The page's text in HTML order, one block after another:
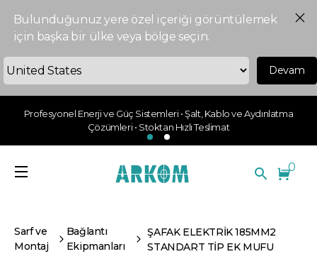
Bulunduğunuz yere özel içeriği görüntülemek
için başka bir ülke veya bölge seçin.
Devam
Profesyonel Enerji ve Güç Sistemleri • Şalt, Kablo ve Aydınlatma
Çözümleri • Stoktan Hızlı Teslimat
0
Sarf ve
Montaj
Bağlantı
Ekipmanları
ŞAFAK ELEKTRİK 185MM2
STANDART TİP EK MUFU